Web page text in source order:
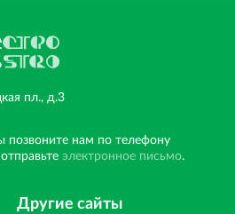
пл., д.3
позвоните нам по телефону
электронное письмо.
Другие сайты